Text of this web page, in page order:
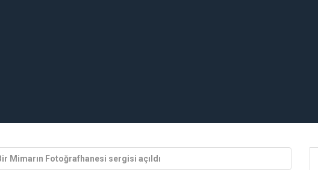
Mimarın Fotoğrafhanesi sergisi açıldı